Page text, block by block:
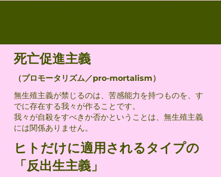
死亡促進主義
（プロモータリズム／pro-mortalism）
無生殖主義が禁じるのは、苦感能力を持つものを、す
でに存在する我々が作ることです。
我々が自殺をすべきか否かということは、無生殖主義
には関係ありません。
ヒトだけに適用されるタイプの
「反出生主義」